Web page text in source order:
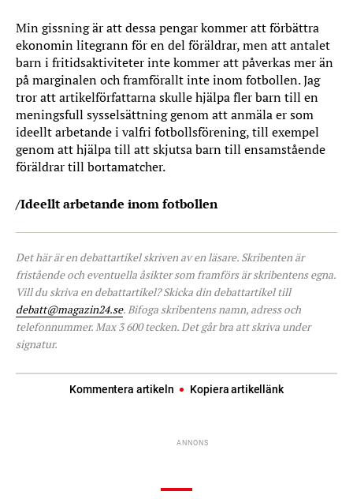
Min gissning är att dessa pengar kommer att förbättra
ekonomin litegrann för en del föräldrar, men att antalet
barn i fritidsaktiviteter inte kommer att påverkas mer än
på marginalen och framförallt inte inom fotbollen. Jag
tror att artikelförfattarna skulle hjälpa fler barn till en
meningsfull sysselsättning genom att anmäla er som
ideellt arbetande i valfri fotbollsförening, till exempel
genom att hjälpa till att skjutsa barn till ensamstående
föräldrar till bortamatcher.
/Ideellt arbetande inom fotbollen
Det här är en debattartikel skriven av en läsare. Skribenten är
fristående och eventuella åsikter som framförs är skribentens egna.
Vill du skriva en debattartikel? Skicka din debattartikel till
debatt@magazin24.se. Bifoga skribentens namn, adress och
telefonnummer. Max 3 600 tecken. Det går bra att skriva under
signatur.
Kommentera artikeln Kopiera artikellänk